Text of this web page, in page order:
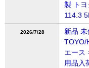
製 ト
114.3
2026/7/28
新品
TOYO/
エース
用品入